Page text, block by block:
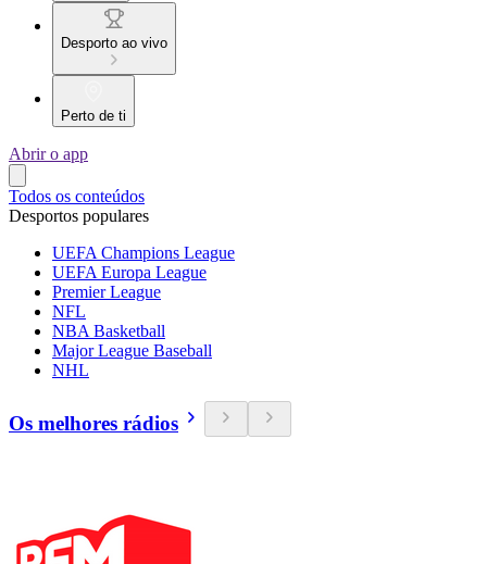
Desporto ao vivo
Perto de ti
Abrir o app
Todos os conteúdos
Desportos populares
UEFA Champions League
UEFA Europa League
Premier League
NFL
NBA Basketball
Major League Baseball
NHL
Os melhores rádios